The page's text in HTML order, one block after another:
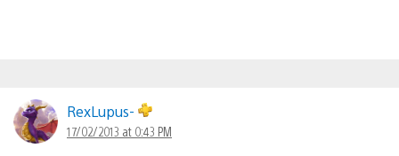
RexLupus-
17/02/2013 at 0:43 PM